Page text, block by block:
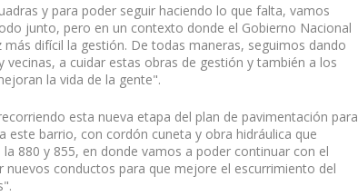
y para poder seguir haciendo lo que falta, vamos
junto, pero en un contexto donde el Gobierno Nacional
difícil la gestión. De todas maneras, seguimos dando
vecinas, a cuidar estas obras de gestión y también a los
la vida de la gente".
esta nueva etapa del plan de pavimentación para
este barrio, con cordón cuneta y obra hidráulica que
880 y 855, en donde vamos a poder continuar con el
conductos para que mejore el escurrimiento del